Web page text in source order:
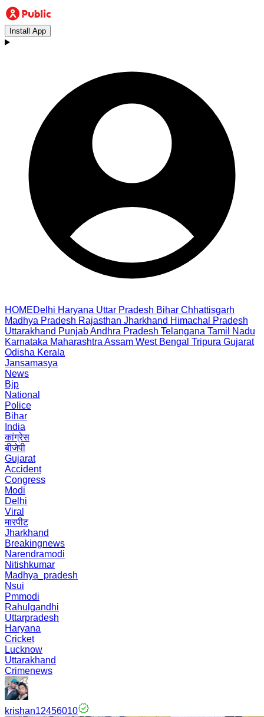
Install App
HOMEDelhi Haryana Uttar Pradesh Bihar Chhattisgarh
Madhya Pradesh Rajasthan Jharkhand Himachal Pradesh
Uttarakhand PunjabAndhra Pradesh Telangana Tamil Nadu
Karnataka Maharashtra Assam West Bengal Tripura Gujarat
Odisha Kerala
Jansamasya
News
Bjp
National
Police
Bihar
India
कांग्रेस
बीजेपी
Gujarat
Accident
Congress
Modi
Delhi
Viral
मारपीट
Jharkhand
Breakingnews
Narendramodi
Nitishkumar
Madhya_pradesh
Nsui
Pmmodi
Rahulgandhi
Uttarpradesh
Haryana
Cricket
Lucknow
Uttarakhand
Crimenews
krishan12456010